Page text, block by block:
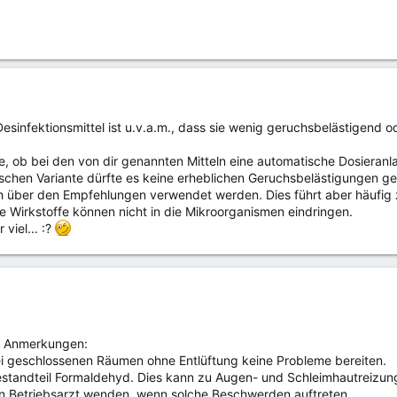
ist u.v.a.m., dass sie wenig geruchsbelästigend
ob bei den von dir genannten Mitteln eine automatische
Variante dürfte es keine erheblichen Geruchsbelästigungen
über den Empfehlungen verwendet werden. Dies führt aber
Wirkstoffe können nicht in die Mikroorganismen eindringen.
viel... :?
Räumen ohne Entlüftung keine Probleme bereiten.
Formaldehyd. Dies kann zu Augen- und
Betriebsarzt wenden, wenn solche Beschwerden auftreten.